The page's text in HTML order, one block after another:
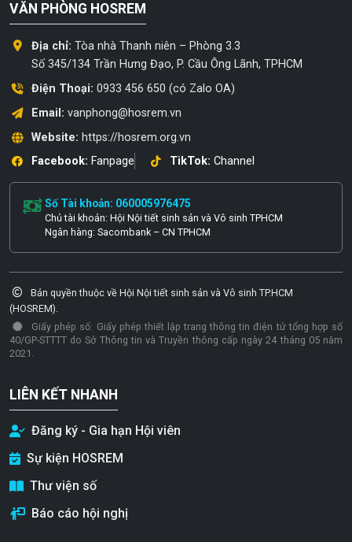
VĂN PHÒNG HOSREM
Địa chỉ: Tòa nhà Thanh niên – Phòng 3.3
Số 345/134 Trần Hưng Đạo, P. Cầu Ông Lãnh, TPHCM
Điện Thoại: 0933 456 650 (có Zalo OA)
Email: vanphong@hosrem.vn
Website: https://hosrem.org.vn
Facebook: Fanpage TikTok: Channel
Số Tài khoản: 060005976475
Chủ tài khoản: Hội Nội tiết sinh sản và Vô sinh TPHCM
Ngân hàng: Sacombank – CN TPHCM
Bản quyền thuộc về Hội Nội tiết sinh sản và Vô sinh TP.HCM
(HOSREM).
Giấy phép số: Giấy phép thiết lập trang thông tin điện tử tổng hợp số
40/GP-STTTT do Sở Thông tin và Truyền thông cấp ngày 24 tháng 05 năm
2021.
LIÊN KẾT NHANH
Đăng ký - Gia hạn Hội viên
Sự kiện HOSREM
Thư viện số
Báo cáo hội nghị